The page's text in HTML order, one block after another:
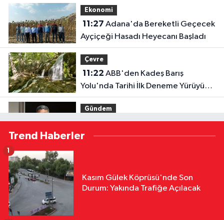
Ekonomi
11:27
Ayçiçeği Hasadı Heyecanı Başladı
Çevre
11:22
Yolu'nda Tarihi İlk Deneme Yürüyüşü
ve Doğayla Buluşma Zirvesi
Gündem
11:18AK Parti'li Faruk Aytek
"Ceyhan'ı Küresel Bir Enerji Merkezi
Yıllık İşkencenin Sonunda Şikayetçi
Trend Haberler
Kasım Gülek Köprüsü'nde Son
Durum: Yakında Trafiğe Açılacak
1